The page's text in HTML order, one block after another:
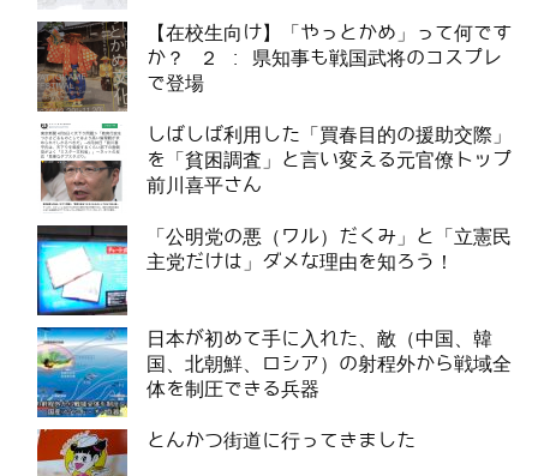
【在校生向け】「やっとかめ」って何です
か？ ２ : 県知事も戦国武将のコスプレ
で登場
しばしば利用した「買春目的の援助交際」
を「貧困調査」と言い変える元官僚トップ
前川喜平さん
「公明党の悪（ワル）だくみ」と「立憲民
主党だけは」ダメな理由を知ろう！
日本が初めて手に入れた、敵（中国、韓
国、北朝鮮、ロシア）の射程外から戦域全
体を制圧できる兵器
とんかつ街道に行ってきました